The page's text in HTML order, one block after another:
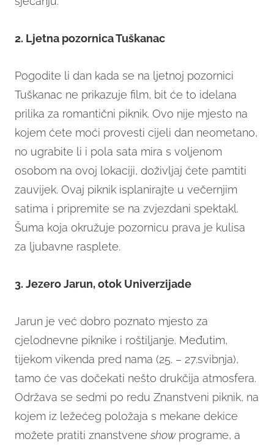
2. Ljetna pozornica Tuškanac
Pogodite li dan kada se na ljetnoj pozornici
Tuškanac ne prikazuje film, bit će to idelana
prilika za romantični piknik. Ovo nije mjesto na
kojem ćete moći provesti cijeli dan neometano,
no ugrabite li i pola sata mira s voljenom
osobom na ovoj lokaciji, doživljaj ćete pamtiti
zauvijek. Ovaj piknik isplanirajte u večernjim
satima i pripremite se na zvjezdani spektakl.
Šuma koja okružuje pozornicu prava je kulisa
za ljubavne rasplete.
3. Jezero Jarun, otok Univerzijade
Jarun je već dobro poznato mjesto za
cjelodnevne piknike i roštiljanje. Međutim,
tijekom vikenda pred nama (25. – 27.svibnja),
tamo će vas dočekati nešto drukčija atmosfera.
Održava se sedmi po redu Znanstveni piknik, na
kojem iz ležećeg položaja s mekane dekice
možete pratiti znanstvene show programe, a